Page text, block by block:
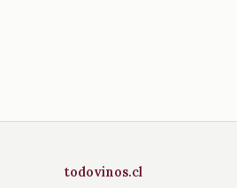
todovinos.cl